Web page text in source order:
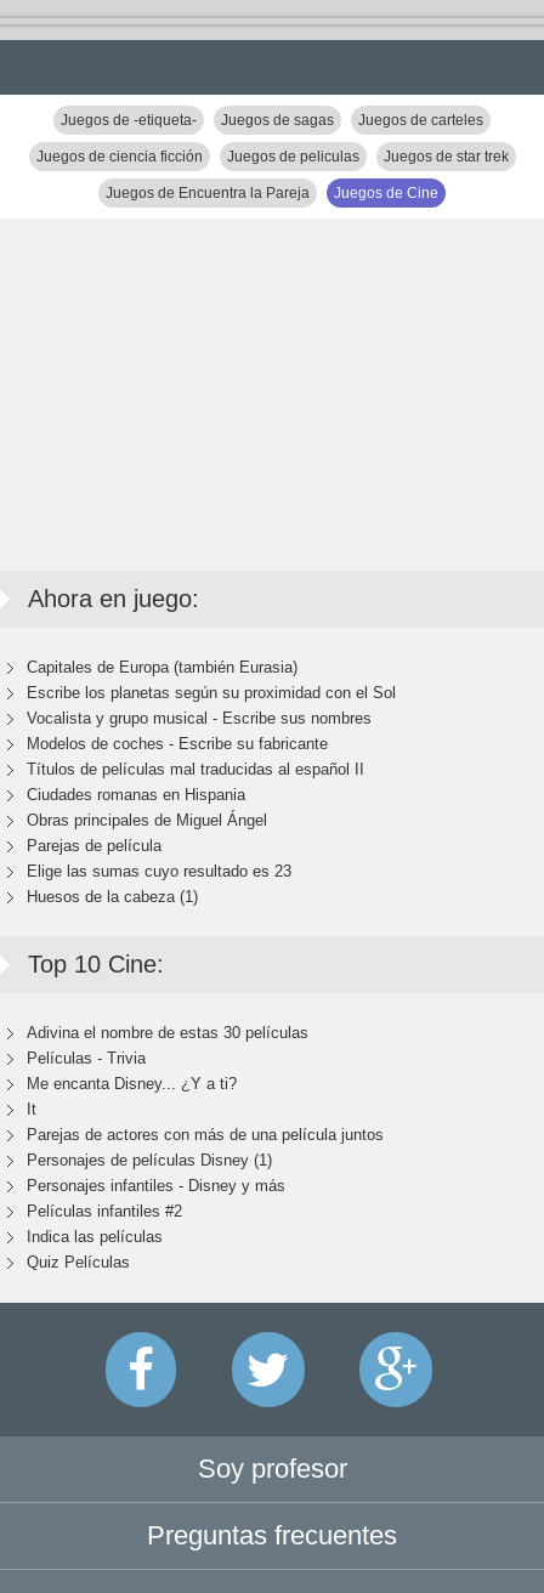
Juegos de -etiqueta- Juegos de sagas Juegos de carteles
Juegos de ciencia ficción Juegos de peliculas Juegos de star trek
Juegos de Encuentra la Pareja Juegos de Cine
Ahora en juego:
Capitales de Europa (también Eurasia)
Escribe los planetas según su proximidad con el Sol
Vocalista y grupo musical - Escribe sus nombres
Modelos de coches - Escribe su fabricante
Títulos de películas mal traducidas al español II
Ciudades romanas en Hispania
Obras principales de Miguel Ángel
Parejas de película
Elige las sumas cuyo resultado es 23
Huesos de la cabeza (1)
Top 10 Cine:
Adivina el nombre de estas 30 películas
Películas - Trivia
Me encanta Disney... ¿Y a ti?
It
Parejas de actores con más de una película juntos
Personajes de películas Disney (1)
Personajes infantiles - Disney y más
Películas infantiles #2
Indica las películas
Quiz Películas
Soy profesor
Preguntas frecuentes